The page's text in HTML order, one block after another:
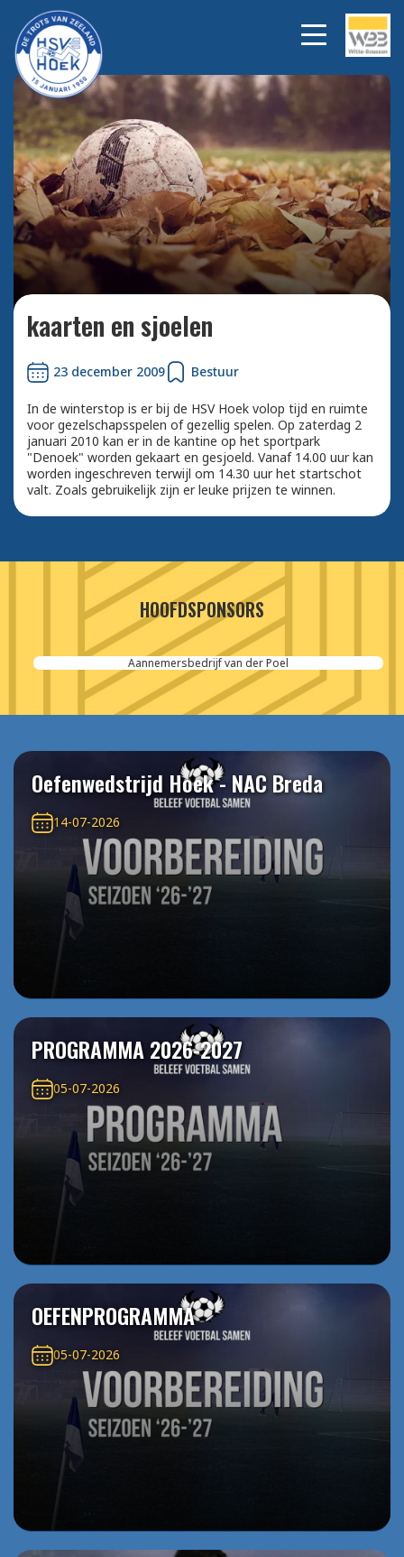
Bekijk alle foto's
kaarten en sjoelen
23 december 2009 Bestuur
In de winterstop is er bij de HSV Hoek volop tijd en ruimte
voor gezelschapsspelen of gezellig spelen. Op zaterdag 2
januari 2010 kan er in de kantine op het sportpark
"Denoek" worden gekaart en gesjoeld. Vanaf 14.00 uur kan
worden ingeschreven terwijl om 14.30 uur het startschot
valt. Zoals gebruikelijk zijn er leuke prijzen te winnen.
HOOFDSPONSORS
Aannemersbedrijf van der Poel
Oefenwedstrijd Hoek - NAC Breda
14-07-2026
PROGRAMMA 2026-2027
05-07-2026
OEFENPROGRAMMA
05-07-2026